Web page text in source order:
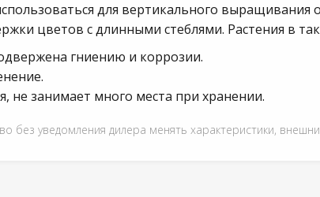
для вертикального выращивания
цветов с длинными стеблями. Растения в
гниению и коррозии.
не занимает много места при хранении.
без уведомления дилера менять характеристики,